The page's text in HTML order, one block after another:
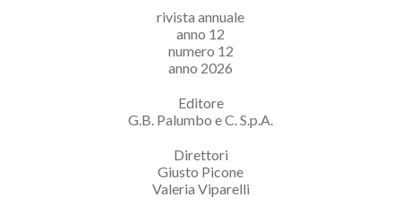
rivista annuale
anno 12
numero 12
anno 2026
Editore
G.B. Palumbo e C. S.p.A.
Direttori
Giusto Picone
Valeria Viparelli